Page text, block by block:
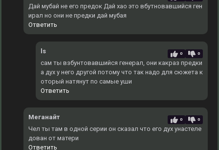
Дай мубай не его предок Дай хао это вбутновавшийся ген
ирал но они не предки дай мубая
Ответить
ls 0 0
сам ты взбунтовавшийся генерал, они какраз предки
а дух у него другой потому что так надо для сюжета к
оторый натянут по самые уши
Ответить
Меганайт 0 0
Чел ты там в одной серии он сказал что его дух унастеле
дован от матери
Ответить